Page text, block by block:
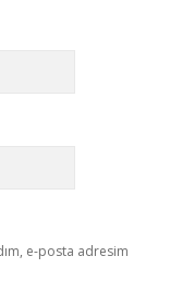
e-posta adresim